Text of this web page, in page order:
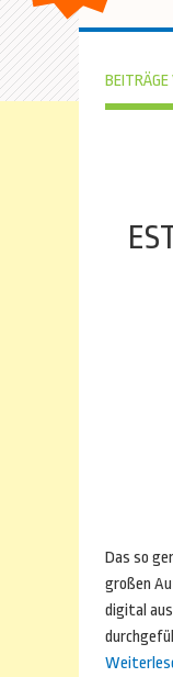
Das so
großen
digital